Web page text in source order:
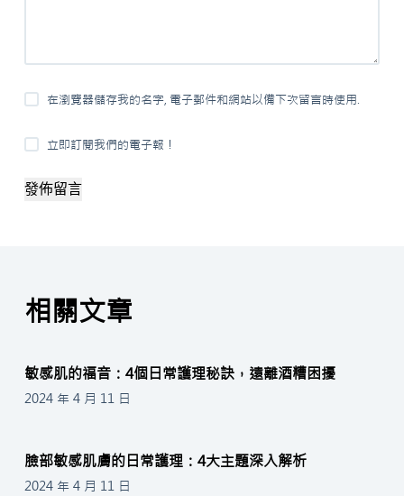
在瀏覽器儲存我的名字, 電子郵件和網站以備下次留言時使用.
立即訂閱我們的電子報！
發佈留言
相關文章
敏感肌的福音：4個日常護理秘訣，遠離酒糟困擾
2024 年 4 月 11 日
臉部敏感肌膚的日常護理：4大主題深入解析
2024 年 4 月 11 日